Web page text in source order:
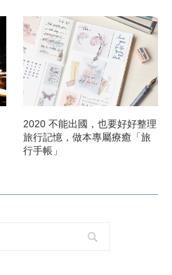
2020 不能出國，也要好好整理
旅行記憶，做本專屬療癒「旅
行手帳」